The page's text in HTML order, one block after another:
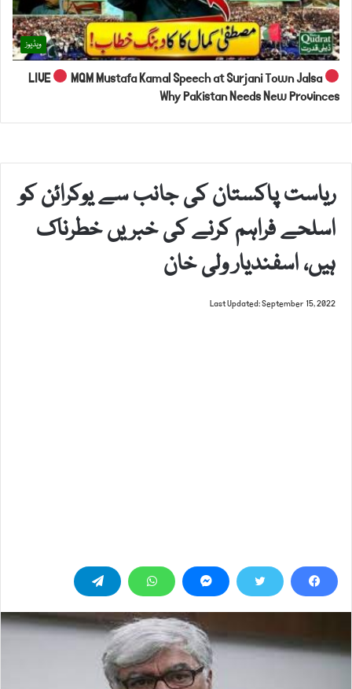
ویڈیوز
LIVE
MQM Mustafa Kamal Speech at Surjani Town Jalsa
Why Pakistan Needs New Provinces